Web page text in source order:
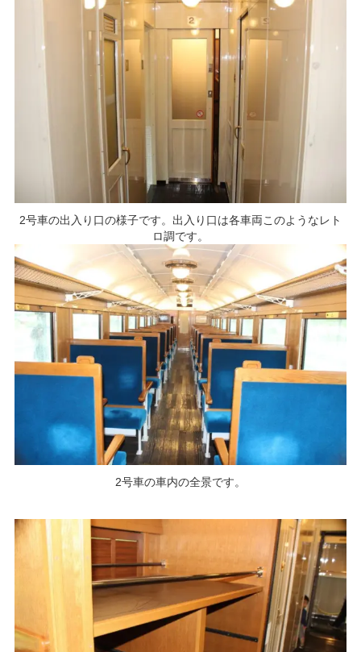
2号車の出入り口の様子です。出入り口は各車両このようなレト
ロ調です。
2号車の車内の全景です。